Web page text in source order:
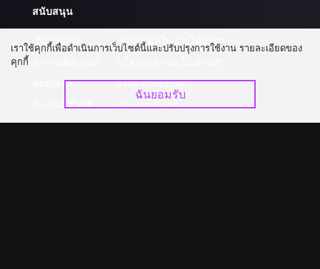
สนับสนุน
เกี่ยวกับเรา
ติดต่อเรา
อัปเกรด วีไอพี
ข้อกำหนดในการให้บริการ
ส่งผลงานของคุณ
ร่วมงานกับเรา
เราใช้คุกกี้เพื่อดำเนินการเว็บไซต์นี้และปรับปรุงการใช้งาน รายละเอียดของ
คุกกี้
ฉันยอมรับ